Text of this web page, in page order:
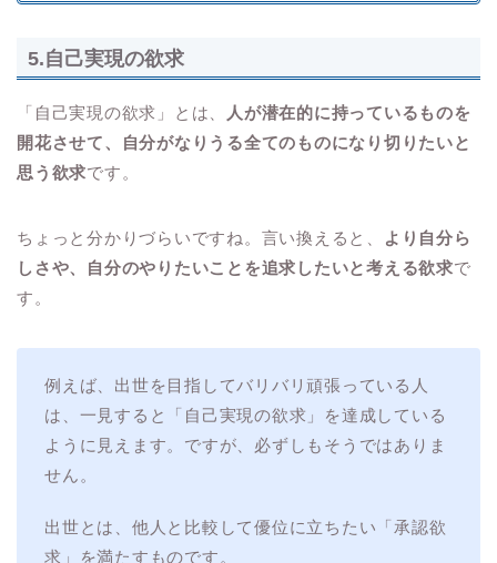
5.自己実現の欲求
「自己実現の欲求」とは、
人が潜在的に持っているものを
開花させて、自分がなりうる全てのものになり切りたいと
思う欲求です。
ちょっと分かりづらいですね。言い換えると、
より自分ら
しさや、自分のやりたいことを追求したいと考える欲求で
す。
例えば、出世を目指してバリバリ頑張っている人
は、一見すると「自己実現の欲求」を達成している
ように見えます。ですが、必ずしもそうではありま
せん。
出世とは、他人と比較して優位に立ちたい「承認欲
求」を満たすものです。